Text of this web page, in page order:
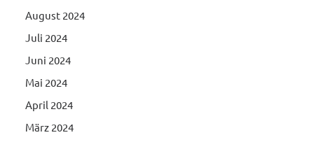
August 2024
Juli 2024
Juni 2024
Mai 2024
April 2024
März 2024